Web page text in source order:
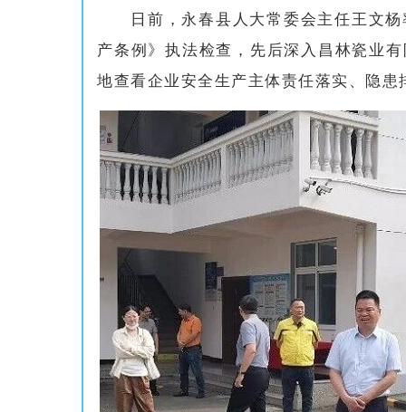
日前，永春县人大常委会主任王文
产条例》执法检查，先后深入昌林瓷业
地查看企业安全生产主体责任落实、隐